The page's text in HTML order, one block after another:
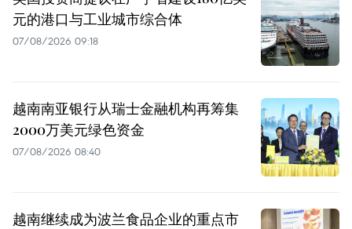
元的港口与工业城市综合体
07/08/2026 09:18
越南南亚银行从瑞士金融机构再筹集
2000万美元绿色资金
07/08/2026 08:40
越南继续成为波兰食品企业的重点市